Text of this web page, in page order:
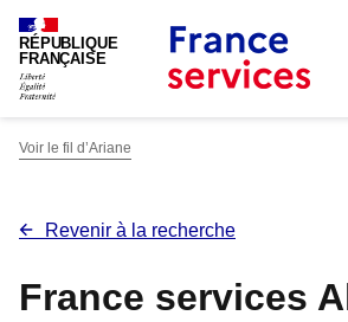
RÉPUBLIQUE
FRANÇAISE
Voir le fil d’Ariane
Revenir à la recherche
France services